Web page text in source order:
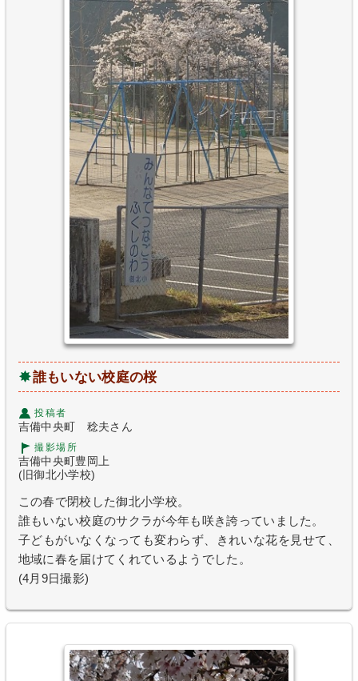
誰もいない校庭の桜
投稿者
吉備中央町 稔夫さん
撮影場所
吉備中央町豊岡上
(旧御北小学校)
この春で閉校した御北小学校。
誰もいない校庭のサクラが今年も咲き誇っていました。
子どもがいなくなっても変わらず、きれいな花を見せて、
地域に春を届けてくれているようでした。
(4月9日撮影)